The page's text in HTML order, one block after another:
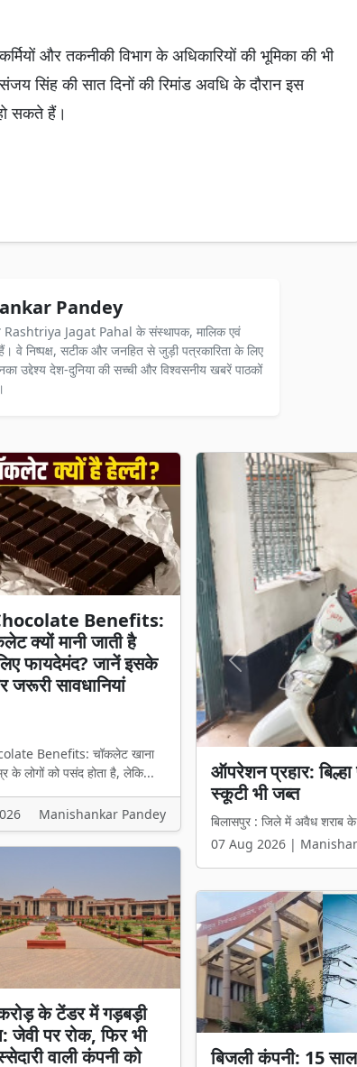
और तकनीकी विभाग के अधिकारियों की भूमिका की भी
सिंह की सात दिनों की रिमांड अवधि के दौरान इस
सकते हैं।
Pandey
Rashtriya Jagat Pahal के संस्थापक, मालिक एवं
वे निष्पक्ष, सटीक और जनहित से जुड़ी पत्रकारिता के लिए
उद्देश्य देश-दुनिया की सच्ची और विश्वसनीय खबरें पाठकों
Benefits:
क्यों मानी जाती है
फायदेमंद? जानें इसके
सावधानियां
Benefits: चॉकलेट खाना
के लोगों को पसंद होता है, लेकि...
Manishankar Pandey
के टेंडर में गड़बड़ी
जेवी पर रोक, फिर भी
वाली कंपनी को
ऑपरेशन प्रहार:
स्कूटी भी जब्त
बिलासपुर : जिले में अवैध शराब
07 Aug 2026 |
Previous
बिजली कंपनी: 15